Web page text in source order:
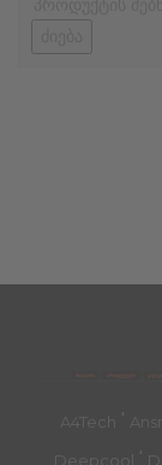
მთავარი
A4Tech '
Deepcool